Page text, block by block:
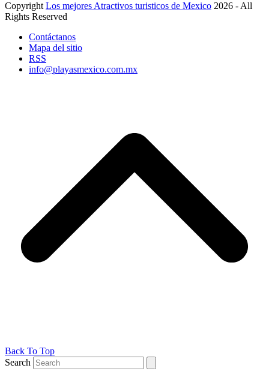
Copyright Los mejores Atractivos turisticos de Mexico 2026 - All
Rights Reserved
Contáctanos
Mapa del sitio
RSS
info@playasmexico.com.mx
Back To Top
Search